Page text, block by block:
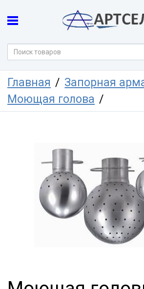
Главная
Запорная
Моющая голова